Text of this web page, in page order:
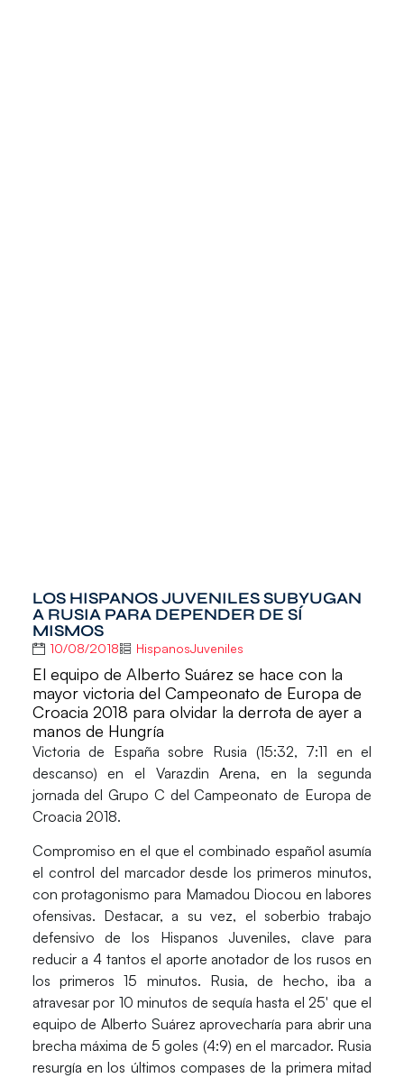
LOS HISPANOS JUVENILES SUBYUGAN
A RUSIA PARA DEPENDER DE SÍ
MISMOS
10/08/2018 HispanosJuveniles
El equipo de Alberto Suárez se hace con la
mayor victoria del Campeonato de Europa de
Croacia 2018 para olvidar la derrota de ayer a
manos de Hungría
Victoria de España sobre Rusia (15:32, 7:11 en el
descanso) en el Varazdin Arena, en la segunda
jornada del Grupo C delCampeonato de Europa de
Croacia 2018.
Compromiso en el que el combinado español asumía
el control del marcador desde los primeros minutos,
con protagonismo para Mamadou Diocou en labores
ofensivas. Destacar, a su vez, el soberbio trabajo
defensivo de los Hispanos Juveniles, clave para
reducir a 4 tantos el aporte anotador de los rusos en
los primeros 15 minutos. Rusia, de hecho, iba a
atravesar por 10 minutos de sequía hasta el 25′ que el
equipo de Alberto Suárez aprovecharía para abrir una
brecha máxima de 5 goles (4:9) en el marcador. Rusia
resurgía en los últimos compases de la primera mitad